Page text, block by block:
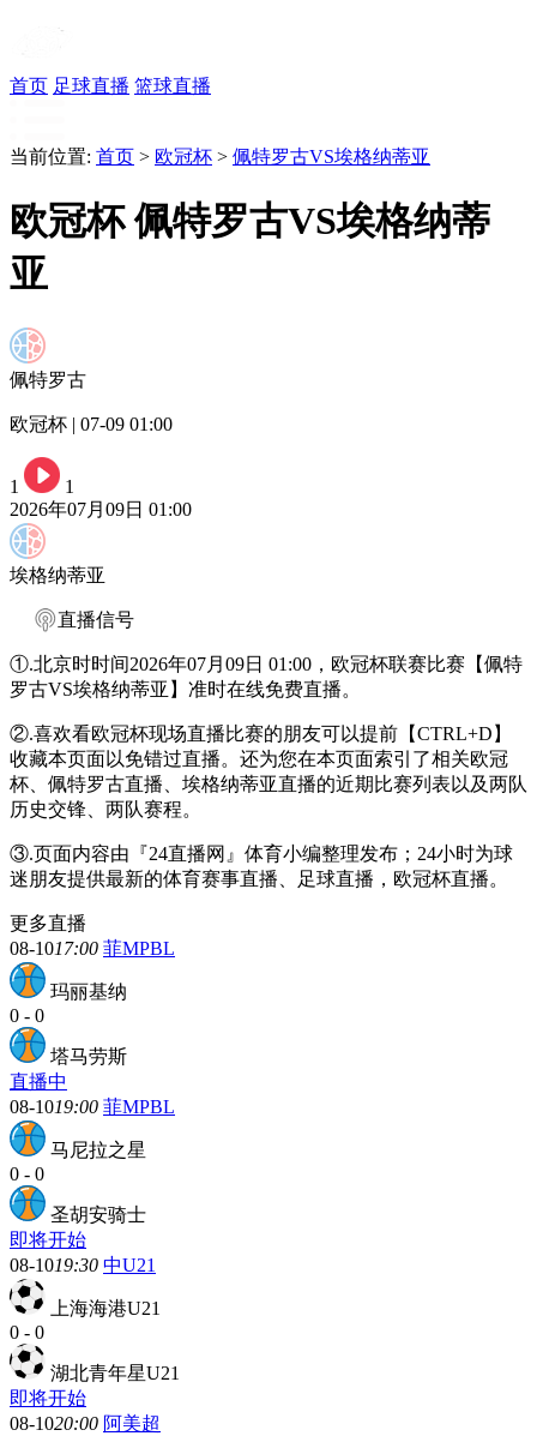
首页 足球直播 篮球直播
当前位置: 首页 > 欧冠杯 > 佩特罗古VS埃格纳蒂亚
欧冠杯 佩特罗古VS埃格纳蒂
亚
佩特罗古
欧冠杯 | 07-09 01:00
1
1
2026年07月09日 01:00
埃格纳蒂亚
直播信号
①.北京时时间2026年07月09日 01:00，欧冠杯联赛比赛【佩特
罗古VS埃格纳蒂亚】准时在线免费直播。
②.喜欢看欧冠杯现场直播比赛的朋友可以提前【CTRL+D】
收藏本页面以免错过直播。还为您在本页面索引了相关欧冠
杯、佩特罗古直播、埃格纳蒂亚直播的近期比赛列表以及两队
历史交锋、两队赛程。
③.页面内容由『24直播网』体育小编整理发布；24小时为球
迷朋友提供最新的体育赛事直播、足球直播，欧冠杯直播。
更多直播
08-1017:00 菲MPBL
玛丽基纳
0 - 0
塔马劳斯
直播中
08-1019:00 菲MPBL
马尼拉之星
0 - 0
圣胡安骑士
即将开始
08-1019:30 中U21
上海海港U21
0 - 0
湖北青年星U21
即将开始
08-1020:00 阿美超